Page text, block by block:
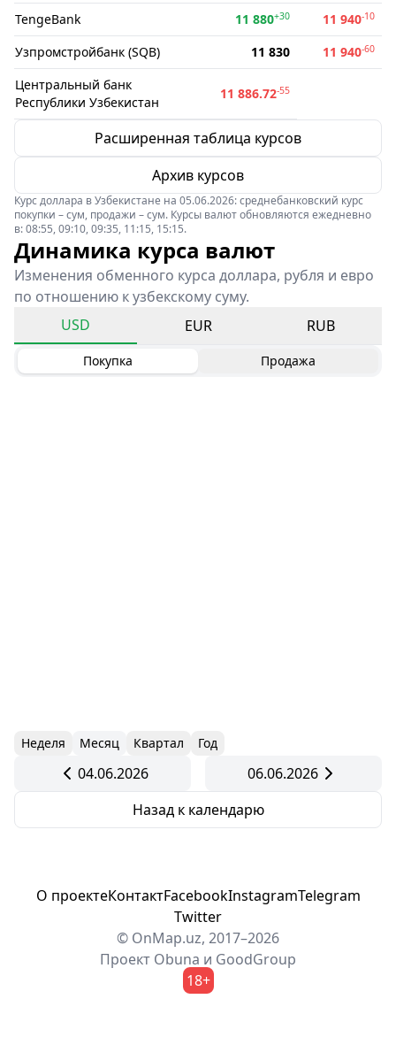
TengeBank 11 880+30 11 940-10
Узпромстройбанк (SQB) 11 830 11 940-60
Центральный банк
Республики Узбекистан
11 886.72-55
Расширенная таблица курсов
Архив курсов
Курс доллара в Узбекистане на 05.06.2026: среднебанковский курс
покупки – сум, продажи – сум. Курсы валют обновляются ежедневно
в: 08:55, 09:10, 09:35, 11:15, 15:15.
Динамика курса валют
Изменения обменного курса доллара, рубля и евро
по отношению к узбекскому суму.
USD
EUR RUB
Покупка Продажа
Неделя Месяц Квартал Год
04.06.2026
06.06.2026
Назад к календарю
О проектеКонтактFacebookInstagramTelegram
Twitter
© OnMap.uz, 2017–2026
Проект Obuna и GoodGroup
18+